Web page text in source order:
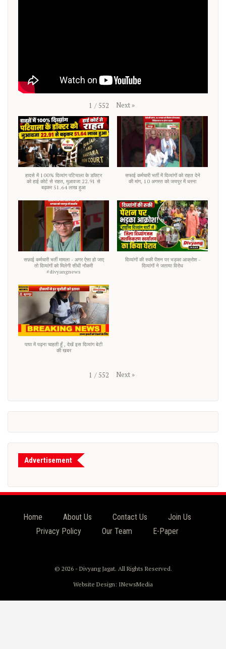
1 / 552 Next »
हादसे में 100% दिव्यांग पटियाला के डाॅक्टर
को हाई कोर्ट से राहत, मुआवजा 22.91 से
बढ़कर 51.64 लाख हुआ
सफाई कर्मचारी भर्ती में दिव्यांगों को राहत देने
की मांग, 10 अगस्त को जयपुर में धरना
सफ़ाई कर्मचारी भर्ती मामला - अगर ऐसा हो जाए
तो दिव्यांगों को मिलेगी सीधी नौकरी
#divyangnews
दिव्यांगों की रुकी पेंशन पर भड़का आक्रोश -
दिव्यांगों ने जताया विरोध
पापा में पढ़ना चाहती हूँ , देखें इस दिव्यांग बेटी
की खबर
1 / 552 Next »
Advertisement
Home About Us Contact Us
Join Us
Privacy Policy
Our Team E-Paper
© 2026 - Divyang Jagat. All Rights Reserved.
Website Design: INewsMedia